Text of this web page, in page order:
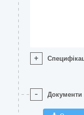
+
- Документи